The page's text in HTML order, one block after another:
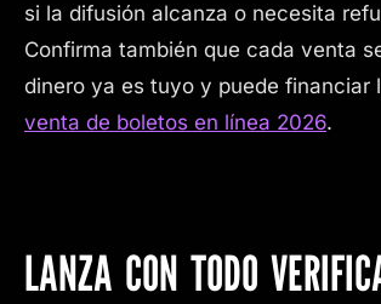
si la difusión alcanza o necesita
Confirma también que cada venta
dinero ya es tuyo y puede financiar
venta de boletos en línea 2026.
LANZA CON TODO